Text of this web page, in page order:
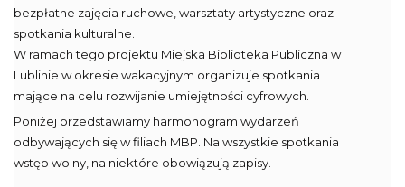
bezpłatne zajęcia ruchowe, warsztaty artystyczne oraz
spotkania kulturalne.
W ramach tego projektu Miejska Biblioteka Publiczna w
Lublinie w okresie wakacyjnym organizuje spotkania
mające na celu rozwijanie umiejętności cyfrowych.
Poniżej przedstawiamy harmonogram wydarzeń
odbywających się w filiach MBP. Na wszystkie spotkania
wstęp wolny, na niektóre obowiązują zapisy.